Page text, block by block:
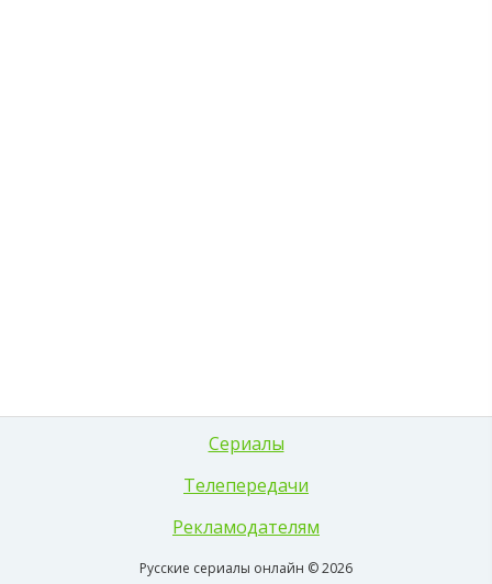
Сериалы
Телепередачи
Рекламодателям
Русские сериалы онлайн © 2026